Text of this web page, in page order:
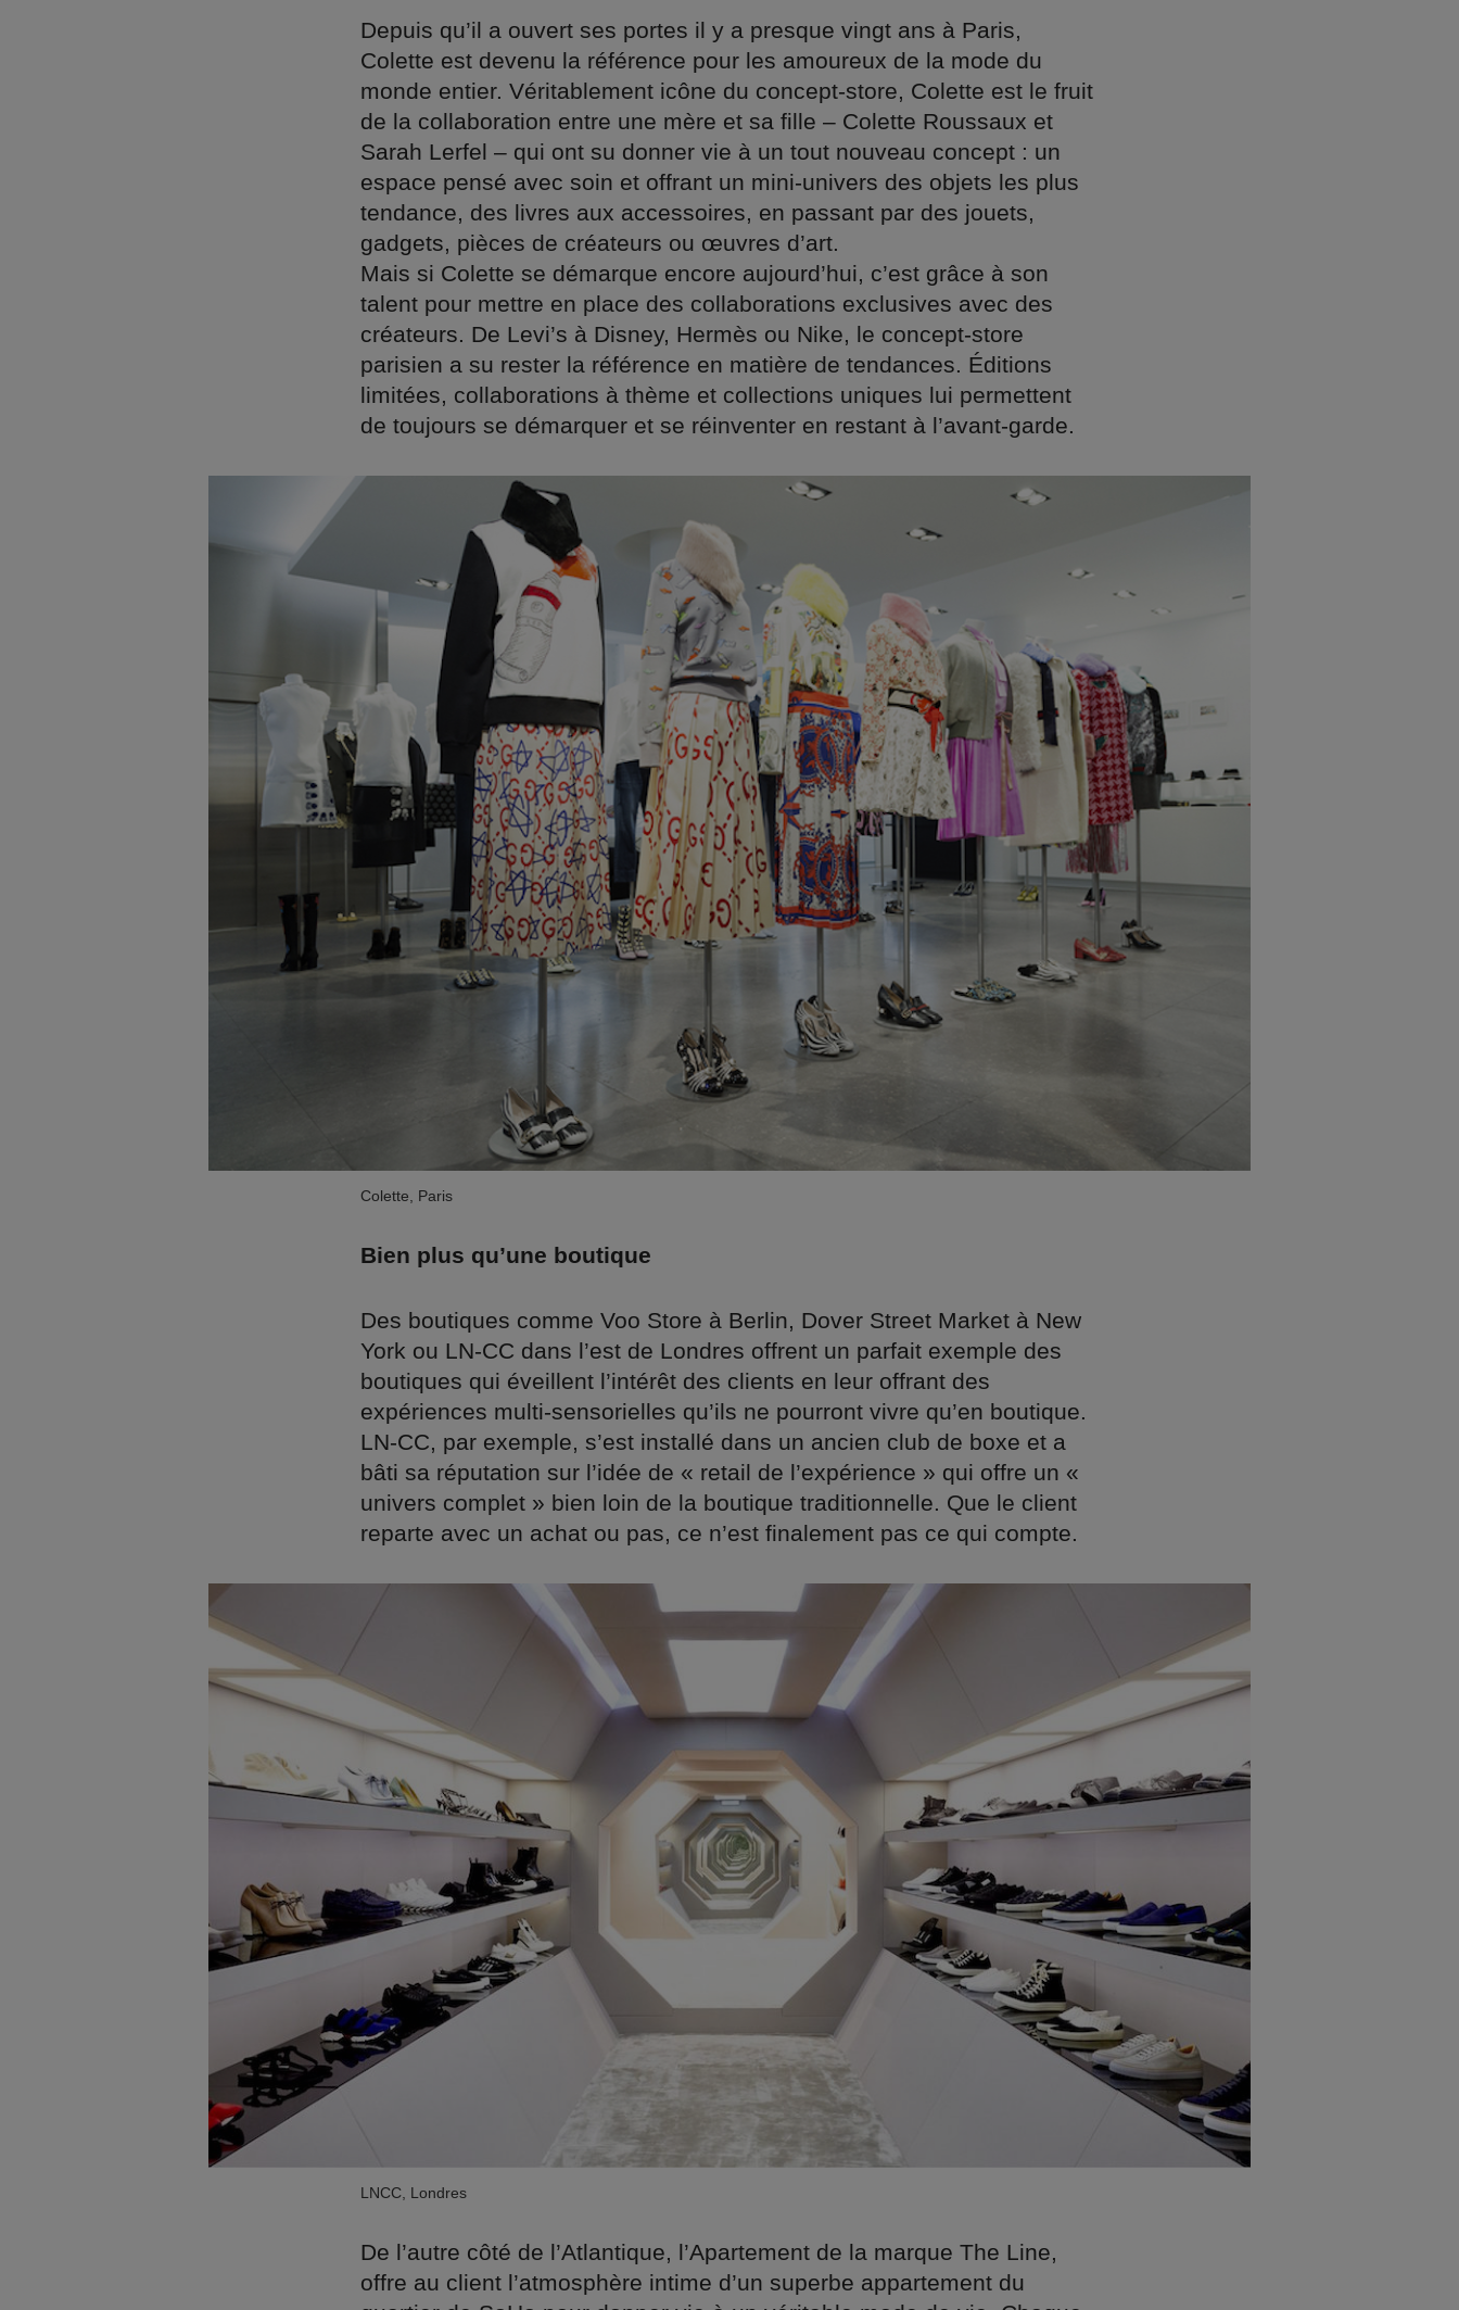
Depuis qu’il a ouvert ses portes il y a presque vingt ans à Paris,
Colette est devenu la référence pour les amoureux de la mode du
monde entier. Véritablement icône du concept-store, Colette est le fruit
de la collaboration entre une mère et sa fille – Colette Roussaux et
Sarah Lerfel – qui ont su donner vie à un tout nouveau concept : un
espace pensé avec soin et offrant un mini-univers des objets les plus
tendance, des livres aux accessoires, en passant par des jouets,
gadgets, pièces de créateurs ou œuvres d’art.
Mais si Colette se démarque encore aujourd’hui, c’est grâce à son
talent pour mettre en place des collaborations exclusives avec des
créateurs. De Levi’s à Disney, Hermès ou Nike, le concept-store
parisien a su rester la référence en matière de tendances. Éditions
limitées, collaborations à thème et collections uniques lui permettent
de toujours se démarquer et se réinventer en restant à l’avant-garde.
Colette, Paris
Bien plus qu’une boutique
Des boutiques comme Voo Store à Berlin, Dover Street Market à New
York ou LN-CC dans l’est de Londres offrent un parfait exemple des
boutiques qui éveillent l’intérêt des clients en leur offrant des
expériences multi-sensorielles qu’ils ne pourront vivre qu’en boutique.
LN-CC, par exemple, s’est installé dans un ancien club de boxe et a
bâti sa réputation sur l’idée de « retail de l’expérience » qui offre un «
univers complet » bien loin de la boutique traditionnelle. Que le client
reparte avec un achat ou pas, ce n’est finalement pas ce qui compte.
LNCC, Londres
De l’autre côté de l’Atlantique, l’Apartement de la marque The Line,
offre au client l’atmosphère intime d’un superbe appartement du